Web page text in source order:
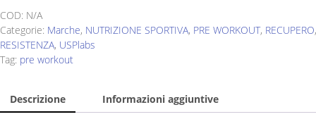
Advanced
Formula
315
g
COD: N/A
Categorie: Marche, NUTRIZIONE SPORTIVA, PRE WORKOUT, RECUPERO,
RESISTENZA, USPlabs
Tag: pre workout
Descrizione Informazioni aggiuntive